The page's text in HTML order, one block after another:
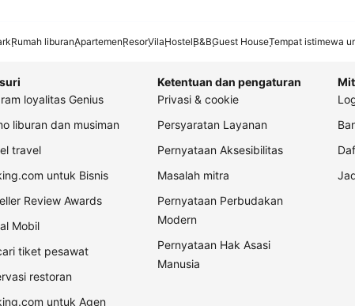
Rumah liburanApartemenResorVilaHostelB&BGuest HouseTempat istimewa
loyalitas Genius
liburan dan musiman
travel
untuk Bisnis
Review Awards
Mobil
tiket pesawat
restoran
untuk Agen
Ketentuan dan pengaturan
Privasi & cookie
Persyaratan Layanan
Pernyataan Aksesibilitas
Masalah mitra
Pernyataan Perbudakan
Modern
Pernyataan Hak Asasi
Manusia